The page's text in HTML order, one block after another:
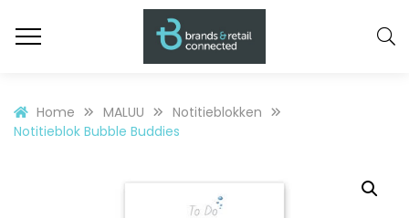
Home MALUU
Notitieblokken
Notitieblok Bubble Buddies